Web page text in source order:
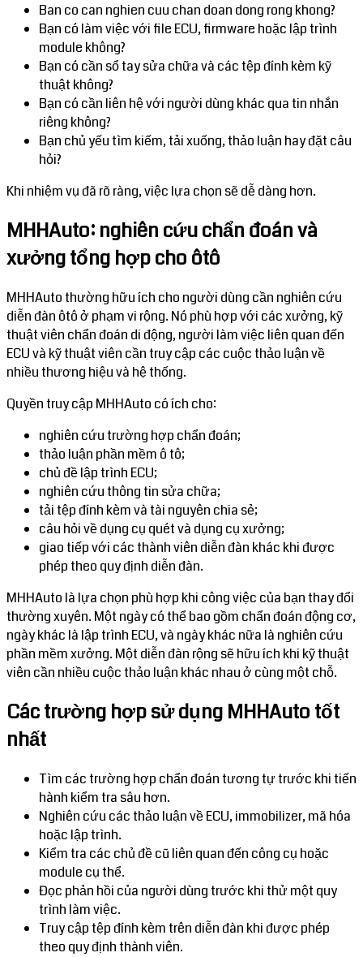
Ban co can nghien cuu chan doan dong rong khong?
Bạn có làm việc với file ECU, firmware hoặc lập trình
module không?
Bạn có cần sổ tay sửa chữa và các tệp đính kèm kỹ
thuật không?
Bạn có cần liên hệ với người dùng khác qua tin nhắn
riêng không?
Bạn chủ yếu tìm kiếm, tải xuống, thảo luận hay đặt câu
hỏi?
Khi nhiệm vụ đã rõ ràng, việc lựa chọn sẽ dễ dàng hơn.
MHHAuto: nghiên cứu chẩn đoán và
xưởng tổng hợp cho ôtô
MHHAuto thường hữu ích cho người dùng cần nghiên cứu
diễn đàn ôtô ở phạm vi rộng. Nó phù hợp với các xưởng, kỹ
thuật viên chẩn đoán di động, người làm việc liên quan đến
ECU và kỹ thuật viên cần truy cập các cuộc thảo luận về
nhiều thương hiệu và hệ thống.
Quyền truy cập MHHAuto có ích cho:
nghiên cứu trường hợp chẩn đoán;
thảo luận phần mềm ô tô;
chủ đề lập trình ECU;
nghiên cứu thông tin sửa chữa;
tải tệp đính kèm và tài nguyên chia sẻ;
câu hỏi về dụng cụ quét và dụng cụ xưởng;
giao tiếp với các thành viên diễn đàn khác khi được
phép theo quy định diễn đàn.
MHHAuto là lựa chọn phù hợp khi công việc của bạn thay đổi
thường xuyên. Một ngày có thể bao gồm chẩn đoán động cơ,
ngày khác là lập trình ECU, và ngày khác nữa là nghiên cứu
phần mềm xưởng. Một diễn đàn rộng sẽ hữu ích khi kỹ thuật
viên cần nhiều cuộc thảo luận khác nhau ở cùng một chỗ.
Các trường hợp sử dụng MHHAuto tốt
nhất
Tìm các trường hợp chẩn đoán tương tự trước khi tiến
hành kiểm tra sâu hơn.
Nghiên cứu các thảo luận về ECU, immobilizer, mã hóa
hoặc lập trình.
Kiểm tra các chủ đề cũ liên quan đến công cụ hoặc
module cụ thể.
Đọc phản hồi của người dùng trước khi thử một quy
trình làm việc.
Truy cập tệp đính kèm trên diễn đàn khi được phép
theo quy định thành viên.